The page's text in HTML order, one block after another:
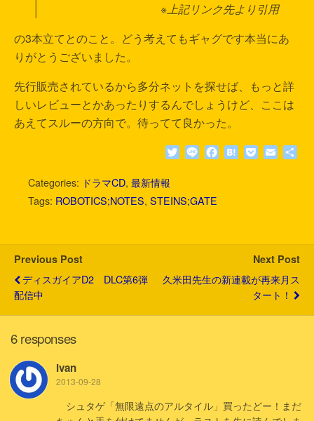
※上記リンク先より引用
の3本立てとのこと。どう考えてもギャグです本当にあ
りがとうございました。
先行販売されているから多分ネットを探せば、もっと詳
しいレビューとかあったりするんでしょうけど、ここは
あえてスルーの方向で。待ってて良かった。
T
t
t
L
e
F
H
P
E
Categories: ドラマCD, 最新情報
Tags: ROBOTICS;NOTES, STEINS;GATE
Previous Post
ディスガイアD2 DLC第6弾
配信中
Next Post
久米田先生の新連載が再来月ス
タート！
6 responses
Ivan
2013-09-28
シュタゲ「無限遠点のアルタイル」買ったどー！まだ